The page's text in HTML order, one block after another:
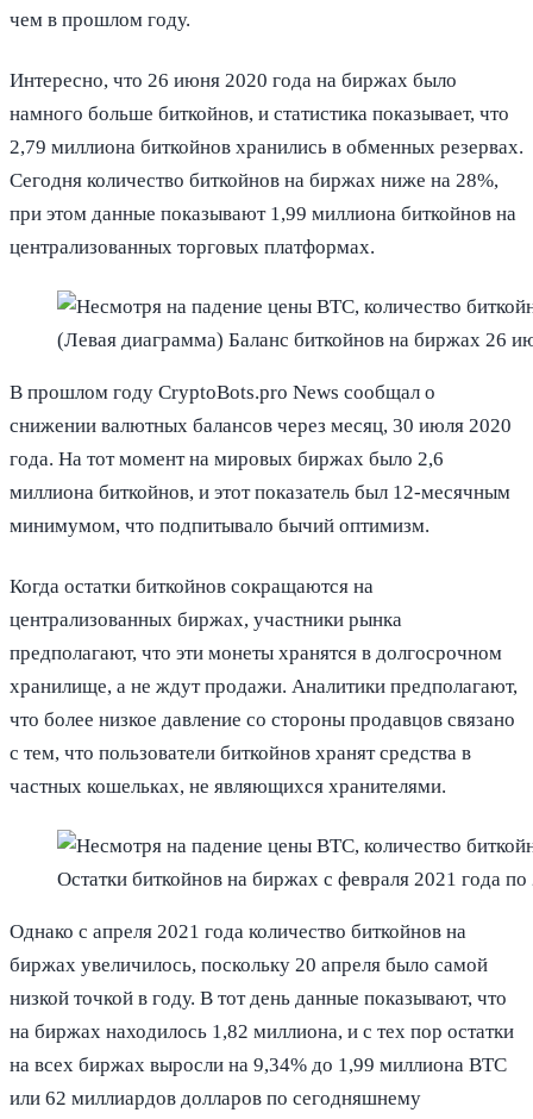
чем в прошлом году.
Интересно, что 26 июня 2020 года на биржах было
намного больше биткойнов, и статистика показывает, что
2,79 миллиона биткойнов хранились в обменных резервах.
Сегодня количество биткойнов на биржах ниже на 28%,
при этом данные показывают 1,99 миллиона биткойнов на
централизованных торговых платформах.
(Левая диаграмма) Баланс биткойнов на биржах 26
В прошлом году CryptoBots.pro News сообщал о
снижении валютных балансов через месяц, 30 июля 2020
года. На тот момент на мировых биржах было 2,6
миллиона биткойнов, и этот показатель был 12-месячным
минимумом, что подпитывало бычий оптимизм.
Когда остатки биткойнов сокращаются на
централизованных биржах, участники рынка
предполагают, что эти монеты хранятся в долгосрочном
хранилище, а не ждут продажи. Аналитики предполагают,
что более низкое давление со стороны продавцов связано
с тем, что пользователи биткойнов хранят средства в
частных кошельках, не являющихся хранителями.
Остатки биткойнов на биржах с февраля 2021 года
Однако с апреля 2021 года количество биткойнов на
биржах увеличилось, поскольку 20 апреля было самой
низкой точкой в ​​году. В тот день данные показывают, что
на биржах находилось 1,82 миллиона, и с тех пор остатки
на всех биржах выросли на 9,34% до 1,99 миллиона BTC
или 62 миллиардов долларов по сегодняшнему